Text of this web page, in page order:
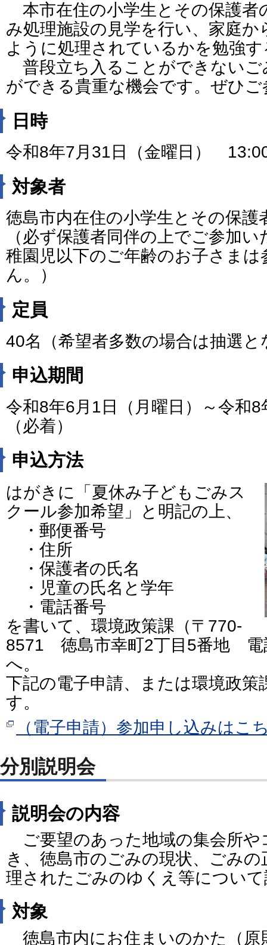
本市在住の小学生とその保護者
み処理施設の見学を行い、家庭
ように処理されているかを勉強
普段立ち入ることができないご
ができる貴重な機会です。ぜひ
日時
令和8年7月31日（金曜日）
対象者
徳島市内在住の小学生とその保護
（必ず保護者同伴の上でご参加
稚園児以下のご年齢のお子さま
ん。）
定員
40名（希望者多数の場合は抽選と
申込期間
令和8年6月1日（月曜日）～令和
（必着）
申込方法
はがきに「夏休み子どもごみス
クール参加希望」と明記の上、
・郵便番号
・住所
・保護者の氏名
・児童の氏名と学年
・電話番号
を書いて、環境政策課（〒770-
8571 徳島市幸町2丁目5番地 電
へ。
下記の電子申請、または環境政策
す。
（電子申請）参加申し込みはこ
分別説明会
説明会の内容
ご要望のあった地域の集会所や
き、徳島市のごみの現状、ごみ
理されたごみのゆくえ等につい
対象
徳島市内にお住まいのかた（原